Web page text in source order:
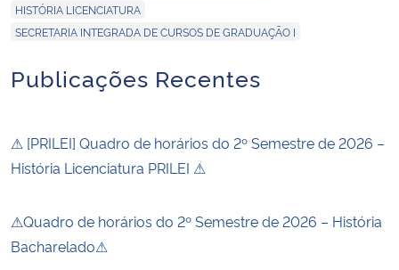
HISTÓRIA LICENCIATURA
SECRETARIA INTEGRADA DE CURSOS DE GRADUAÇÃO I
Publicações Recentes
⚠ [PRILEI] Quadro de horários do 2º Semestre de 2026 –
História Licenciatura PRILEI ⚠
⚠Quadro de horários do 2º Semestre de 2026 – História
Bacharelado⚠